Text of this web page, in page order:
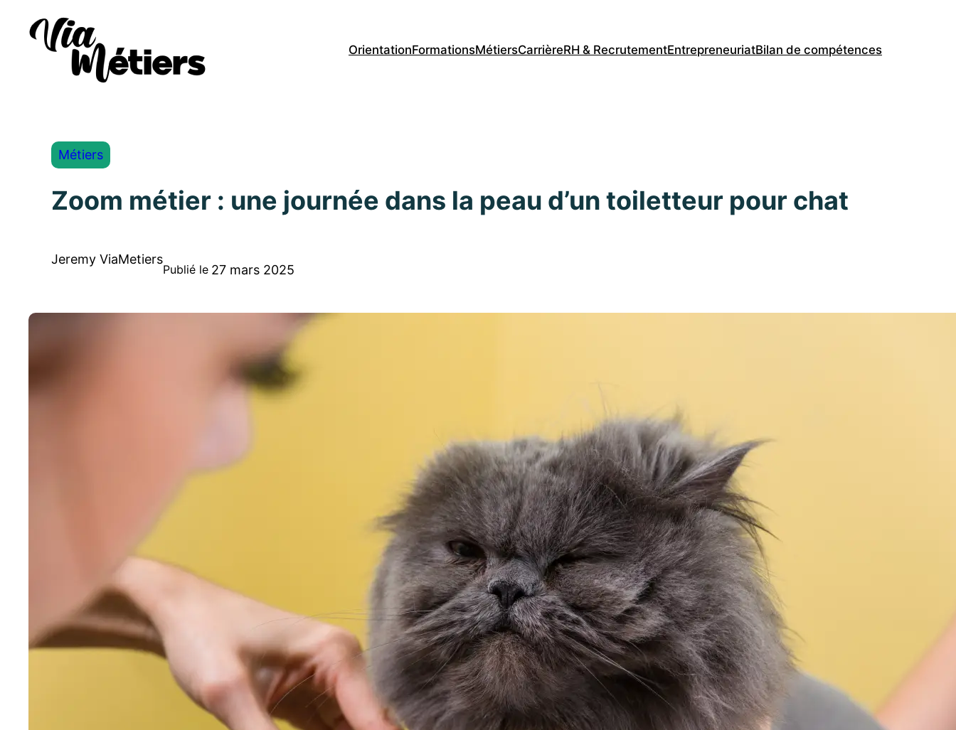
OrientationFormationsMétiersCarrièreRH & RecrutementEntrepreneuriatBilan de compétences
Métiers
Zoom métier : une journée dans la peau d’un toiletteur pour chat
Jeremy ViaMetiers
Publié le 27 mars 2025